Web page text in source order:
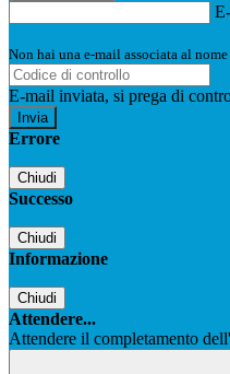
Non hai una e-mail associata al
E-mail inviata, si prega di
Errore
Chiudi
Successo
Chiudi
Informazione
Chiudi
Attendere...
Attendere il completamento